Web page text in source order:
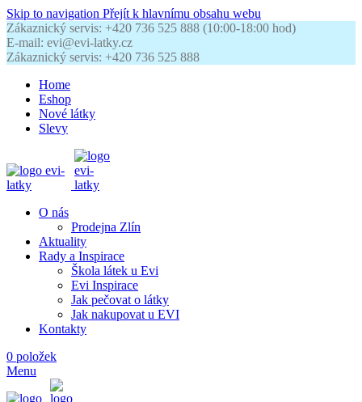
Skip to navigation Přejít k hlavnímu obsahu webu
Zákaznický servis: +420 736 525 888 (10:00-18:00 hod)
E-mail: evi@evi-latky.cz
Zákaznický servis: +420 736 525 888
Home
Eshop
Nové látky
Slevy
O nás
Prodejna Zlín
Aktuality
Rady a Inspirace
Škola látek u Evi
Evi Inspirace
Jak pečovat o látky
Jak nakupovat u EVI
Kontakty
0 položek
Menu